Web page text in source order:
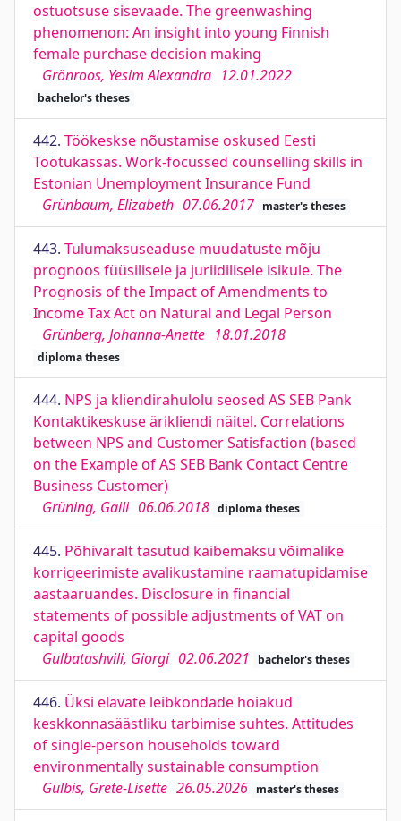
ostuotsuse sisevaade. The greenwashing
phenomenon: An insight into young Finnish
female purchase decision making
Grönroos, Yesim Alexandra 12.01.2022
bachelor's theses
442. Töökeskse nõustamise oskused Eesti
Töötukassas. Work-focussed counselling skills in
Estonian Unemployment Insurance Fund
Grünbaum, Elizabeth 07.06.2017 master's theses
443. Tulumaksuseaduse muudatuste mõju
prognoos füüsilisele ja juriidilisele isikule. The
Prognosis of the Impact of Amendments to
Income Tax Act on Natural and Legal Person
Grünberg, Johanna-Anette 18.01.2018
diploma theses
444. NPS ja kliendirahulolu seosed AS SEB Pank
Kontaktikeskuse ärikliendi näitel. Correlations
between NPS and Customer Satisfaction (based
on the Example of AS SEB Bank Contact Centre
Business Customer)
Grüning, Gaili 06.06.2018 diploma theses
445. Põhivaralt tasutud käibemaksu võimalike
korrigeerimiste avalikustamine raamatupidamise
aastaaruandes. Disclosure in financial
statements of possible adjustments of VAT on
capital goods
Gulbatashvili, Giorgi 02.06.2021 bachelor's theses
446. Üksi elavate leibkondade hoiakud
keskkonnasäästliku tarbimise suhtes. Attitudes
of single-person households toward
environmentally sustainable consumption
Gulbis, Grete-Lisette 26.05.2026 master's theses